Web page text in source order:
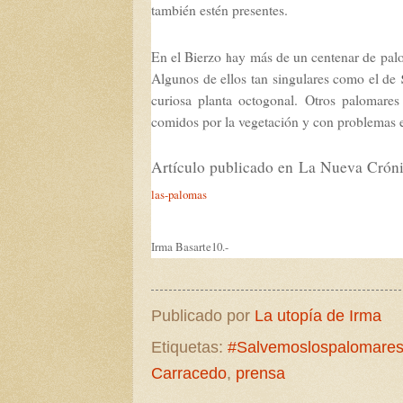
también estén presentes.
En el Bierzo hay más de un centenar de
Algunos de ellos tan singulares como el de
curiosa planta octogonal. Otros
comidos por la vegetación y con problemas
Artículo publicado en La Nueva
las-palomas
Irma Basarte10.-
Publicado por La utopía de Irma
Etiquetas: #Salvemoslospalomares
Carracedo, prensa